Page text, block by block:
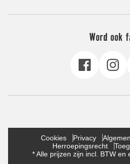
Word ook
Cookies Privacy
Herroepingsrecht
* Alle prijzen zijn incl. BTW en